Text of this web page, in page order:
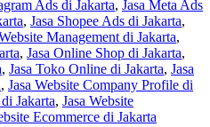
Ads di Jakarta, Jasa Meta Ads
, Jasa Shopee Ads di Jakarta,
Management di Jakarta,
, Jasa Online Shop di Jakarta,
, Jasa Toko Online di Jakarta, Jasa
, Jasa Website Company Profile di
Jakarta, Jasa Website
Ecommerce di Jakarta